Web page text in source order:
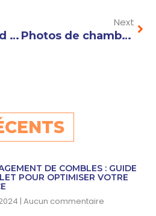
Bâtiment second oeuvre : quelles sont les étapes clés pour une rénovation réussie ?
Next
Photos de chambre cocooning : idées et inspirations pour une ambiance chaleureuse
DE COMBLES : GUIDE
POUR OPTIMISER VOTRE
Aucun commentaire